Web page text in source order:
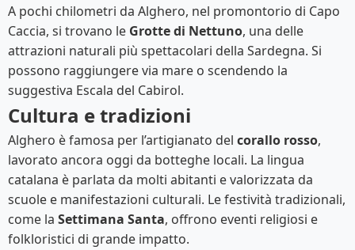
A pochi chilometri da Alghero, nel promontorio di Capo
Caccia, si trovano le Grotte di Nettuno, una delle
attrazioni naturali più spettacolari della Sardegna. Si
possono raggiungere via mare o scendendo la
suggestiva Escala del Cabirol.
Cultura e tradizioni
Alghero è famosa per l’artigianato del corallo rosso,
lavorato ancora oggi da botteghe locali. La lingua
catalana è parlata da molti abitanti e valorizzata da
scuole e manifestazioni culturali. Le festività tradizionali,
come la Settimana Santa, offrono eventi religiosi e
folkloristici di grande impatto.